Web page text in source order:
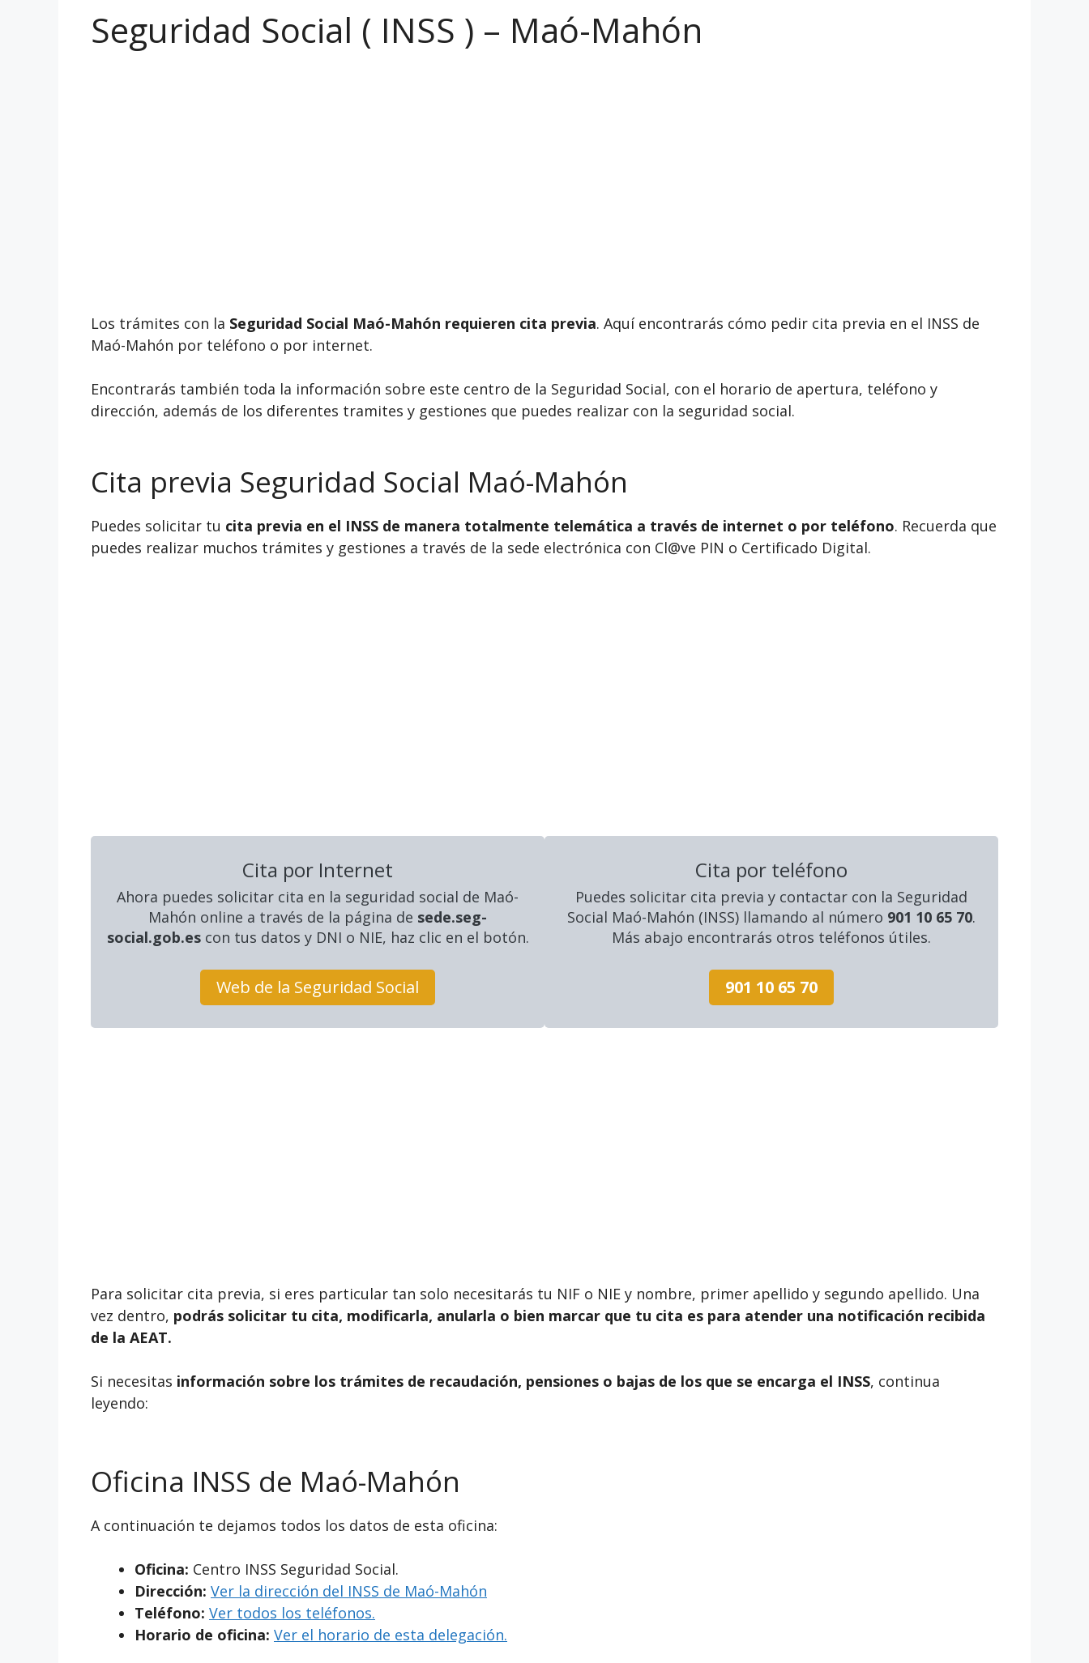
Seguridad Social ( INSS ) – Maó-Mahón
Los trámites con la Seguridad Social Maó-Mahón requieren cita previa. Aquí encontrarás cómo pedir cita previa en el INSS de
Maó-Mahón por teléfono o por internet.
Encontrarás también toda la información sobre este centro de la Seguridad Social, con el horario de apertura, teléfono y
dirección, además de los diferentes tramites y gestiones que puedes realizar con la seguridad social.
Cita previa Seguridad Social Maó-Mahón
Puedes solicitar tu cita previa en el INSS de manera totalmente telemática a través de internet o por teléfono. Recuerda que
puedes realizar muchos trámites y gestiones a través de la sede electrónica con Cl@ve PIN o Certificado Digital.
Cita por Internet
Ahora puedes solicitar cita en la seguridad social de Maó-
Mahón online a través de la página de sede.seg-
social.gob.escon tus datos y DNI o NIE, haz clic en el botón.
Web de la Seguridad Social
Cita por teléfono
Puedes solicitar cita previa y contactar con la Seguridad
Social Maó-Mahón (INSS) llamando al número 901 10 65 70.
Más abajo encontrarás otros teléfonos útiles.
901 10 65 70
Para solicitar cita previa, si eres particular tan solo necesitarás tu NIF o NIE y nombre, primer apellido y segundo apellido. Una
vez dentro, podrás solicitar tu cita, modificarla, anularla o bien marcar que tu cita es para atender una notificación recibida
de la AEAT.
Si necesitas información sobre los trámites de recaudación, pensiones o bajas de los que se encarga el INSS, continua
leyendo:
Oficina INSS de Maó-Mahón
A continuación te dejamos todos los datos de esta oficina:
Oficina: Centro INSS Seguridad Social.
Dirección: Ver la dirección del INSS de Maó-Mahón
Teléfono: Ver todos los teléfonos.
Horario de oficina: Ver el horario de esta delegación.